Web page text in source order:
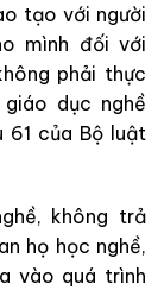
tạo với người
mình đối với
phải thực
dục nghề
của Bộ luật
không trả
họ học nghề,
vào quá trình